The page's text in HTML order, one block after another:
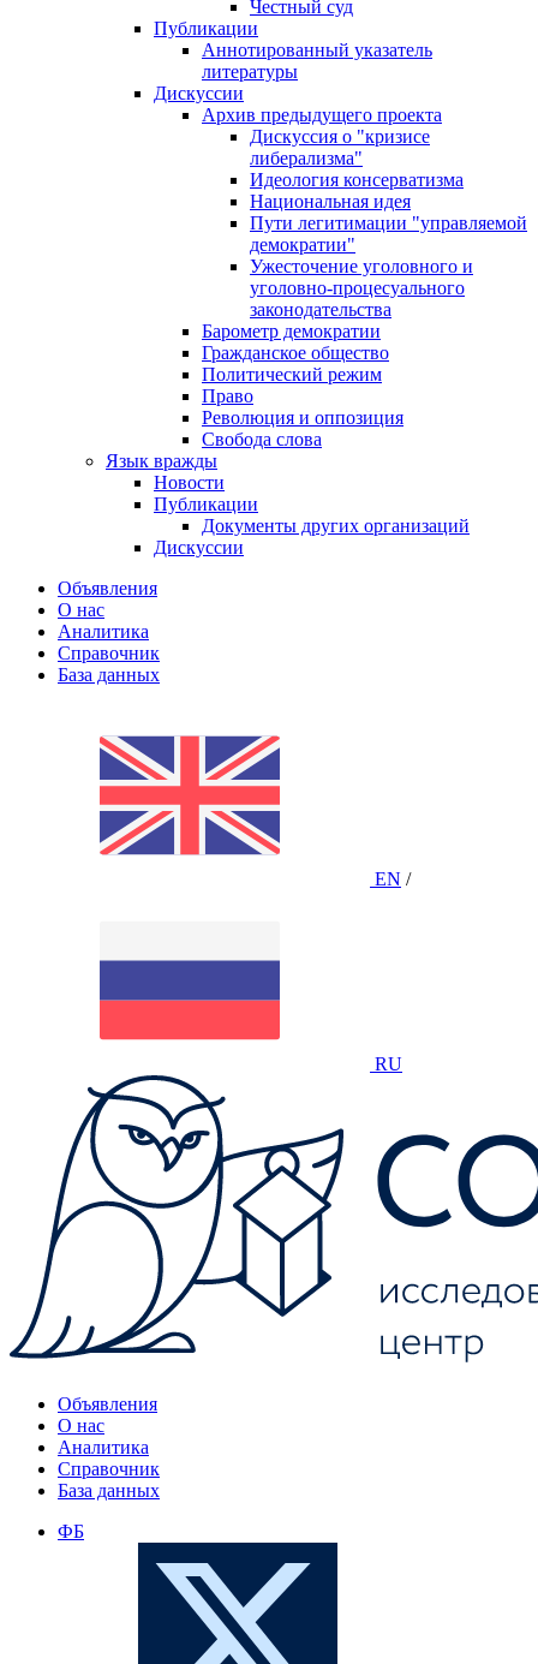
Честный суд
Публикации
Аннотированный указатель
литературы
Дискуссии
Архив предыдущего проекта
Дискуссия о "кризисе
либерализма"
Идеология консерватизма
Национальная идея
Пути легитимации "управляемой
демократии"
Ужесточение уголовного и
уголовно-процесуального
законодательства
Барометр демократии
Гражданское общество
Политический режим
Право
Революция и оппозиция
Свобода слова
Язык вражды
Новости
Публикации
Документы других организаций
Дискуссии
Объявления
О нас
Аналитика
Справочник
База данных
EN /
RU
Объявления
О нас
Аналитика
Справочник
База данных
ФБ